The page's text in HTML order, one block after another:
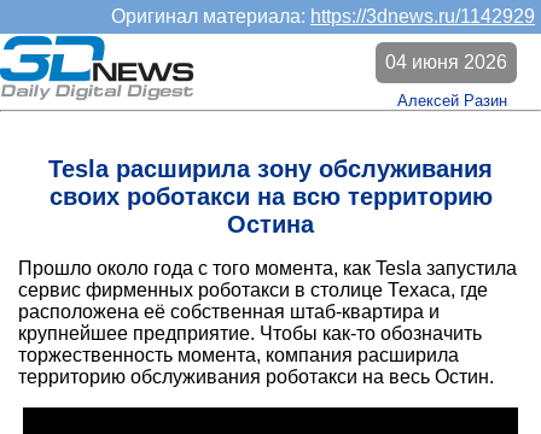
Оригинал материала: https://3dnews.ru/1142929
Tesla расширила зону обслуживания
своих роботакси на всю территорию
Остина
04 июня 2026
Алексей Разин
Прошло около года с того момента, как Tesla запустила
сервис фирменных роботакси в столице Техаса, где
расположена её собственная штаб-квартира и
крупнейшее предприятие. Чтобы как-то обозначить
торжественность момента, компания расширила
территорию обслуживания роботакси на весь Остин.